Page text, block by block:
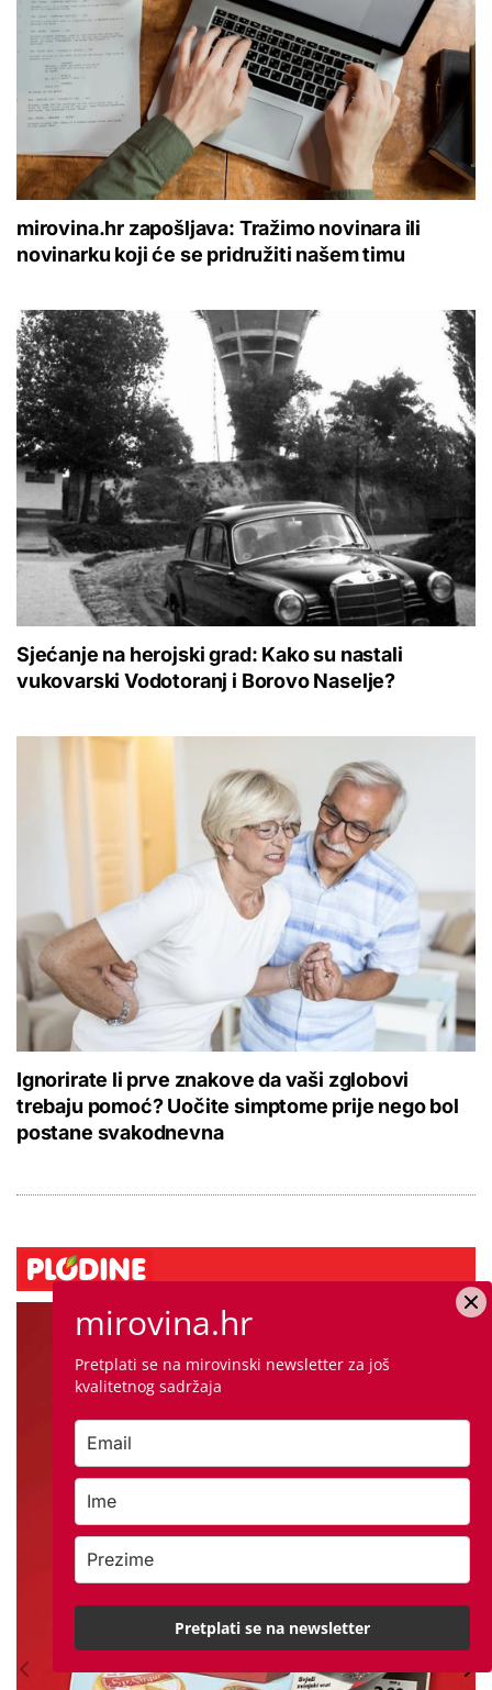
mirovina.hr zapošljava: Tražimo novinara ili
novinarku koji će se pridružiti našem timu
Sjećanje na herojski grad: Kako su nastali
vukovarski Vodotoranj i Borovo Naselje?
Ignorirate li prve znakove da vaši zglobovi
trebaju pomoć? Uočite simptome prije nego bol
postane svakodnevna
mirovina.hr
Pretplati se na mirovinski newsletter za još
kvalitetnog sadržaja
Pretplati se na newsletter